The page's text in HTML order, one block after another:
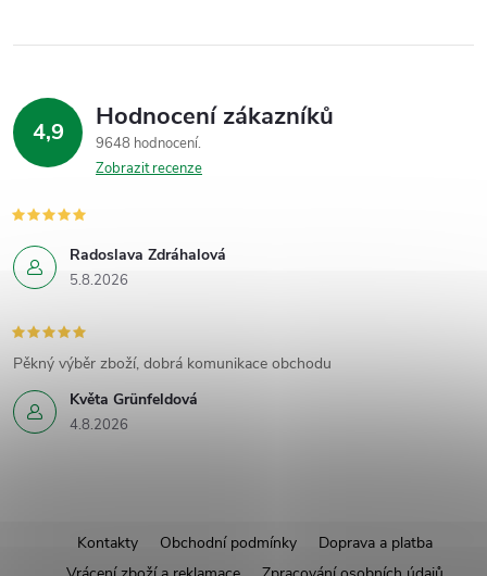
4,9 Hodnocení zákazníků
9648 hodnocení
Zobrazit recenze
Radoslava Zdráhalová
5.8.2026
Květa Grünfeldová
4.8.2026
Pěkný výběr zboží, dobrá komunikace obchodu
Kontakty Obchodní podmínky
Doprava a platba